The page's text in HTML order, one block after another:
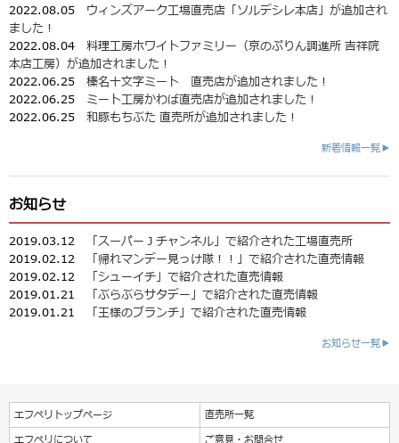
2022.08.05 ウィンズアーク工場直売店「ソルデシレ本店」が追加され
ました！
2022.08.04 料理工房ホワイトファミリー（京のぷりん調進所 吉祥院
本店工房）が追加されました！
2022.06.25 榛名十文字ミート 直売店が追加されました！
2022.06.25 ミート工房かわば直売店が追加されました！
2022.06.25 和豚もちぶた 直売所が追加されました！
新着情報一覧▶
お知らせ
2019.03.12
「スーパーＪチャンネル」で紹介された工場直売所
2019.02.12
「帰れマンデー見っけ隊！！」で紹介された直売情報
2019.02.12
「シューイチ」で紹介された直売情報
2019.01.21
「ぶらぶらサタデー」で紹介された直売情報
2019.01.21
「王様のブランチ」で紹介された直売情報
お知らせ一覧▶
エフペリトップページ
直売所一覧
エフペリについて
ご意見・お問合せ